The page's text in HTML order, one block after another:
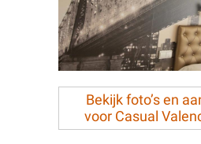
Bekijk foto’s en
voor Casual